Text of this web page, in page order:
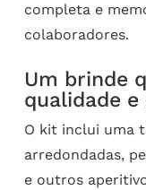
completa e
colaboradores.
Um brinde
qualidade e
O kit inclui uma
arredondadas,
e outros